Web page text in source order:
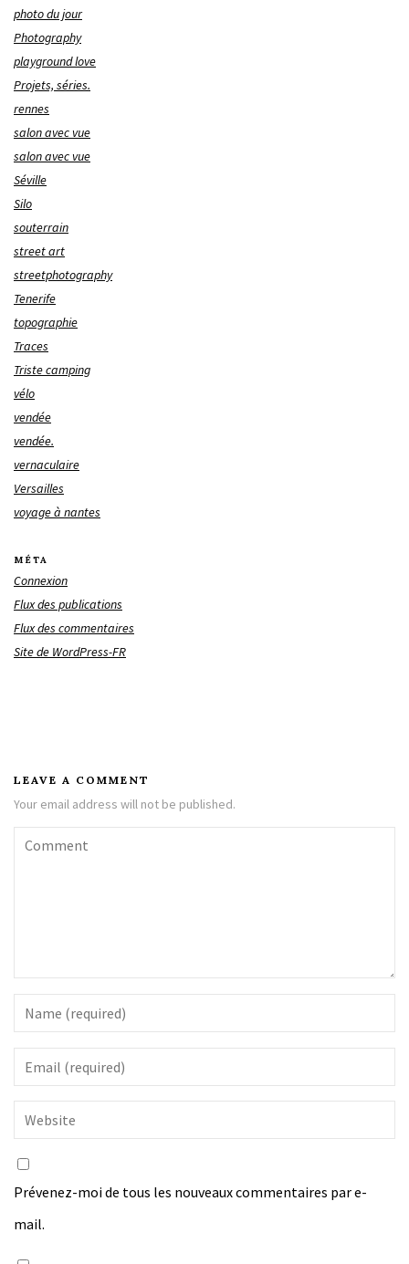
photo du jour
Photography
playground love
Projets, séries.
rennes
salon avec vue
salon avec vue
Séville
Silo
souterrain
street art
streetphotography
Tenerife
topographie
Traces
Triste camping
vélo
vendée
vendée.
vernaculaire
Versailles
voyage à nantes
MÉTA
Connexion
Flux des publications
Flux des commentaires
Site de WordPress-FR
LEAVE A COMMENT
Your email address will not be published.
Prévenez-moi de tous les nouveaux commentaires par e-
mail.